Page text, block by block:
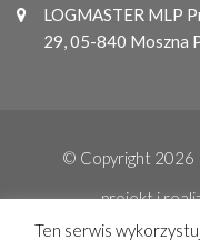
LOGMASTER MLP
29, 05-840 Moszna
© Copyright 2026
projekt i
Ten serwis